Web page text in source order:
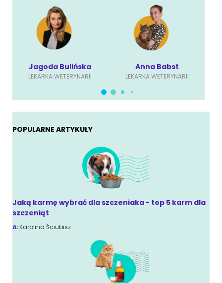
Jagoda Bulińska
LEKARKA WETERYNARII
Anna Babst
LEKARKA WETERYNARII
POPULARNE ARTYKUŁY
Jaką karmę wybrać dla szczeniaka - top 5 karm dla
szczeniąt
A:Karolina Ściubisz